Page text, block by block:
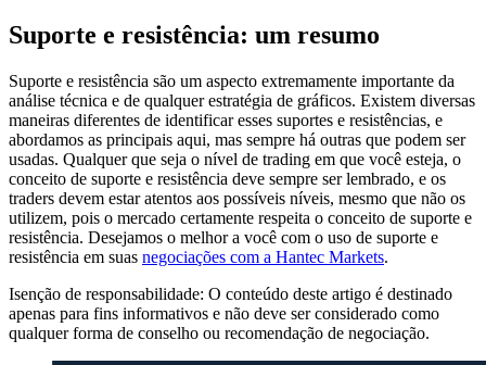
Suporte e resistência: um resumo
Suporte e resistência são um aspecto extremamente importante da
análise técnica e de qualquer estratégia de gráficos. Existem diversas
maneiras diferentes de identificar esses suportes e resistências, e
abordamos as principais aqui, mas sempre há outras que podem ser
usadas. Qualquer que seja o nível de trading em que você esteja, o
conceito de suporte e resistência deve sempre ser lembrado, e os
traders devem estar atentos aos possíveis níveis, mesmo que não os
utilizem, pois o mercado certamente respeita o conceito de suporte e
resistência. Desejamos o melhor a você com o uso de suporte e
resistência em suas negociações com a Hantec Markets.
Isenção de responsabilidade: O conteúdo deste artigo é destinado
apenas para fins informativos e não deve ser considerado como
qualquer forma de conselho ou recomendação de negociação.